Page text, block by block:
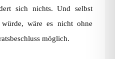
sich nichts. Und selbst
wäre es nicht ohne
möglich.